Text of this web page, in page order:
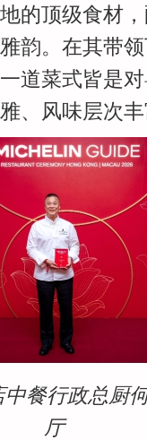
的顶级食材
韵。在其带领
道菜式皆是
、风味层次
餐行政总厨
厅